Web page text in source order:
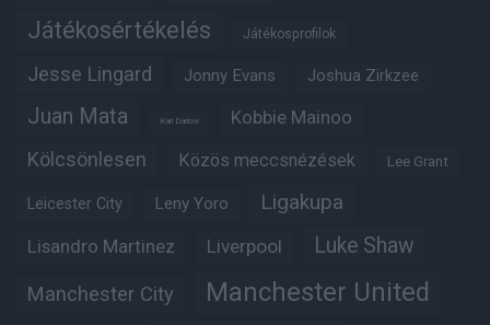
Játékosértékelés Játékosprofilok
Jesse Lingard Jonny Evans Joshua Zirkzee
Juan Mata Karl Darlow Kobbie Mainoo
Kölcsönlesen Közös meccsnézések Lee Grant
Leicester City Leny Yoro Ligakupa
Lisandro Martinez Liverpool Luke Shaw
Manchester City Manchester United